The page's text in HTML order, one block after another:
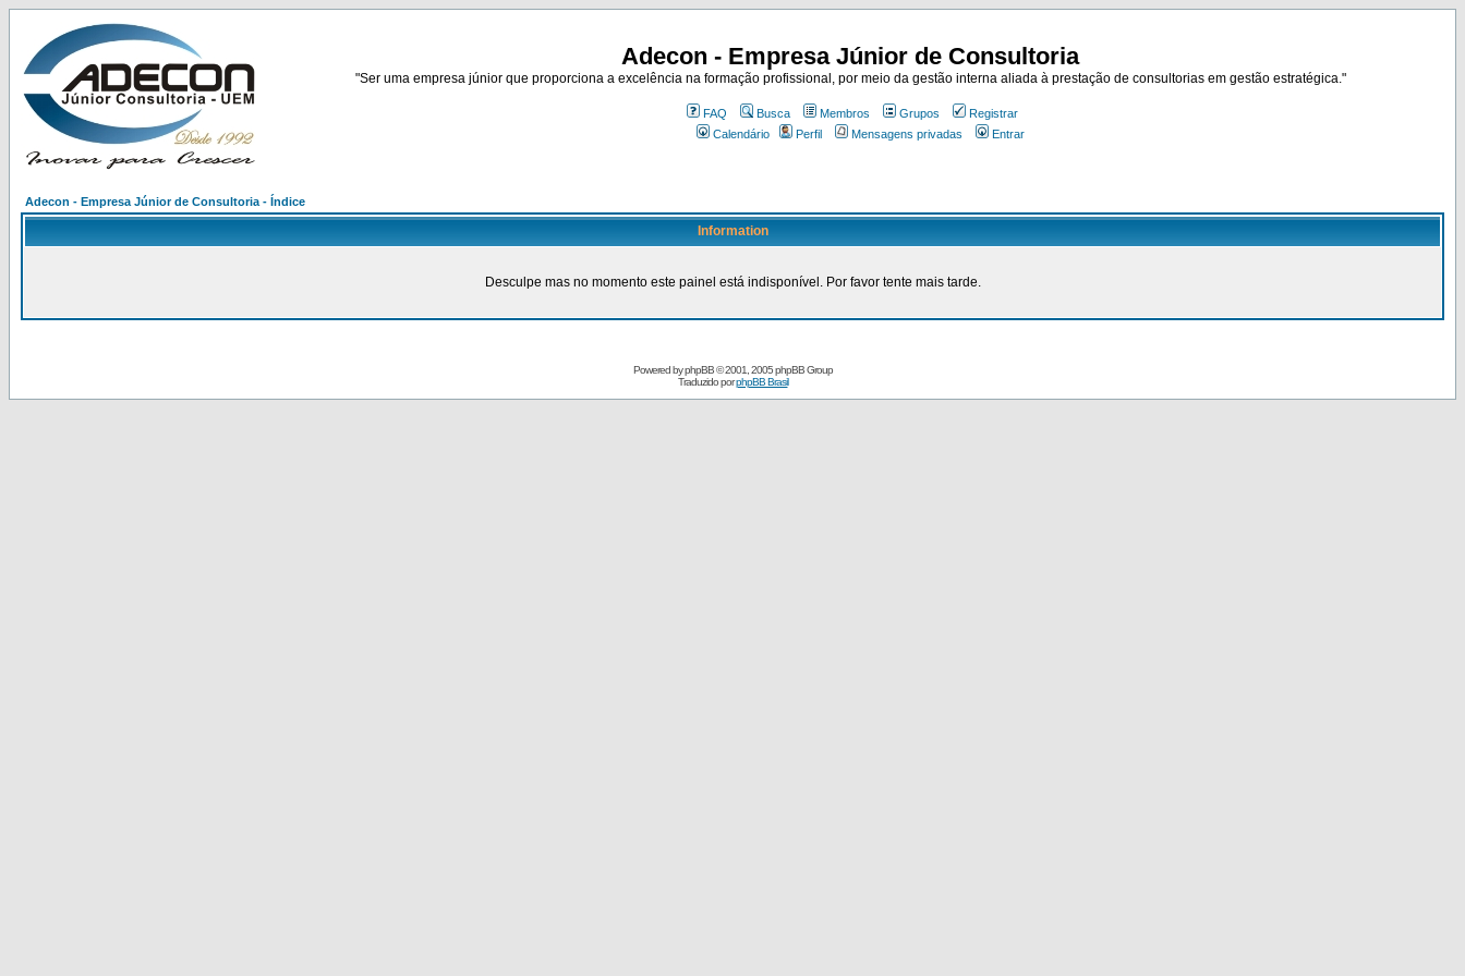
Adecon - Empresa Júnior de Consultoria
"Ser uma empresa júnior que proporciona a excelência na formação profissional, por meio da gestão interna aliada à prestação de consultorias em gestão estratégica."
FAQ Busca Membros Grupos
Registrar
Calendário
Perfil Mensagens privadas Entrar
Adecon - Empresa Júnior de Consultoria - Índice
Information
Desculpe mas no momento este painel está indisponível. Por favor tente mais tarde.
Powered byphpBB© 2001, 2005 phpBB Group
Traduzido porphpBB Brasil